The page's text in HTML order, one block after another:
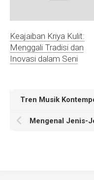
Keajaiban Kriya Kulit:
Menggali Tradisi dan
Inovasi dalam Seni